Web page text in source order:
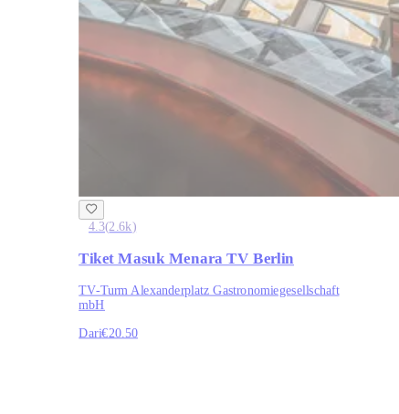
4.3(2.6k)
Tiket Masuk Menara TV Berlin
TV-Turm Alexanderplatz Gastro­nomie­gesell­schaft
mbH
Dari€20.50